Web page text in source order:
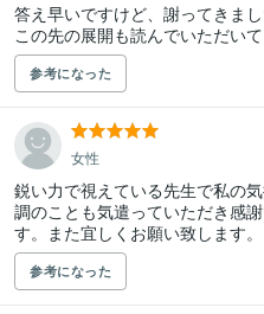
答え早いですけど、謝ってきま
この先の展開も読んでいただい
参考になった
女性
鋭い力で視えている先生で私の
調のことも気遣っていただき感
す。また宜しくお願い致します。
参考になった